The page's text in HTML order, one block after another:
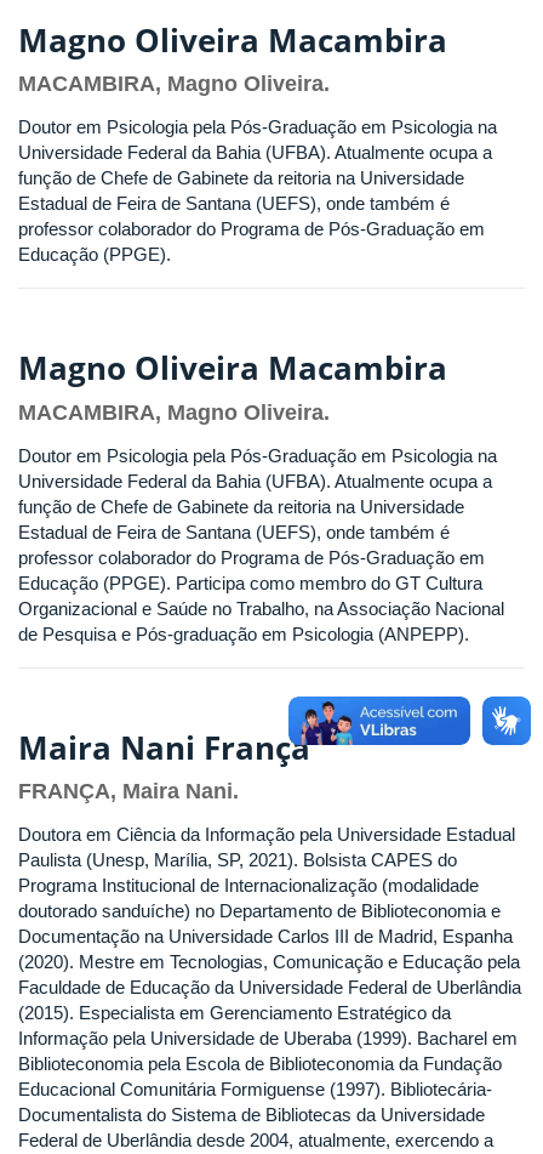
Magno Oliveira Macambira
MACAMBIRA, Magno Oliveira.
Doutor em Psicologia pela Pós-Graduação em Psicologia na
Universidade Federal da Bahia (UFBA). Atualmente ocupa a
função de Chefe de Gabinete da reitoria na Universidade
Estadual de Feira de Santana (UEFS), onde também é
professor colaborador do Programa de Pós-Graduação em
Educação (PPGE).
Magno Oliveira Macambira
MACAMBIRA, Magno Oliveira.
Doutor em Psicologia pela Pós-Graduação em Psicologia na
Universidade Federal da Bahia (UFBA). Atualmente ocupa a
função de Chefe de Gabinete da reitoria na Universidade
Estadual de Feira de Santana (UEFS), onde também é
professor colaborador do Programa de Pós-Graduação em
Educação (PPGE). Participa como membro do GT Cultura
Organizacional e Saúde no Trabalho, na Associação Nacional
de Pesquisa e Pós-graduação em Psicologia (ANPEPP).
Maira Nani França
FRANÇA, Maira Nani.
Doutora em Ciência da Informação pela Universidade Estadual
Paulista (Unesp, Marília, SP, 2021). Bolsista CAPES do
Programa Institucional de Internacionalização (modalidade
doutorado sanduíche) no Departamento de Biblioteconomia e
Documentação na Universidade Carlos III de Madrid, Espanha
(2020). Mestre em Tecnologias, Comunicação e Educação pela
Faculdade de Educação da Universidade Federal de Uberlândia
(2015). Especialista em Gerenciamento Estratégico da
Informação pela Universidade de Uberaba (1999). Bacharel em
Biblioteconomia pela Escola de Biblioteconomia da Fundação
Educacional Comunitária Formiguense (1997). Bibliotecária-
Documentalista do Sistema de Bibliotecas da Universidade
Federal de Uberlândia desde 2004, atualmente, exercendo a